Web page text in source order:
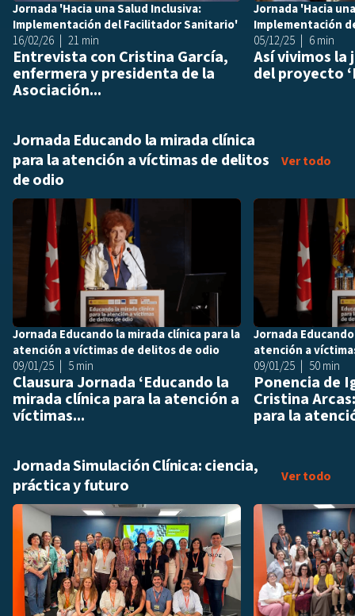
Jornada 'Hacia una Salud Inclusiva:
Implementación del Facilitador Sanitario'
16/02/26
21 min
Entrevista con Cristina García,
enfermera y presidenta de la
Asociación...
Jornada 'Hacia
Implementación
05/12/25
6 min
Así vivimos la
del proyecto
Jornada Educando la mirada clínica
para la atención a víctimas de delitos
de odio
Ver todo
Añadir a
Jornada Educando la mirada clínica para la
atención a víctimas de delitos de odio
09/01/25
5 min
Clausura Jornada ‘Educando la
mirada clínica para la atención a
víctimas...
Jornada
atención a
09/01/25
50 min
Ponencia de
Cristina
para la
Jornada Simulación Clínica: ciencia,
práctica y futuro
Ver todo
Añadir a